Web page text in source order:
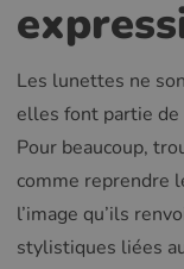
Les lunettes ne
elles font partie de
Pour beaucoup,
comme reprendre
l’image qu’ils
stylistiques liées